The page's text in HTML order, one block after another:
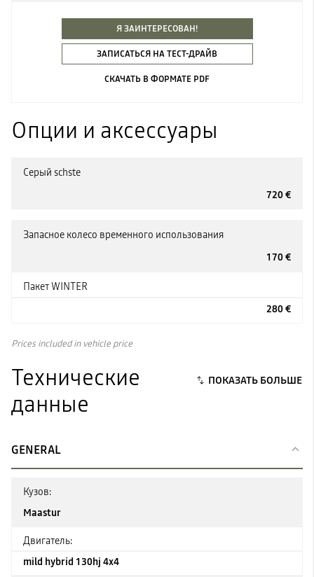
Я ЗАИНТЕРЕСОВАН!
ЗАПИСАТЬСЯ НА ТЕСТ-ДРАЙВ
СКАЧАТЬ В ФОРМАТЕ PDF
Опции и аксессуары
Серый schste
720 €
Запасное колесо временного использования
170 €
Пакет WINTER
280 €
Prices included in vehicle price
Технические
данные
GENERAL
Кузов:
Maastur
Двигатель:
mild hybrid 130hj 4x4